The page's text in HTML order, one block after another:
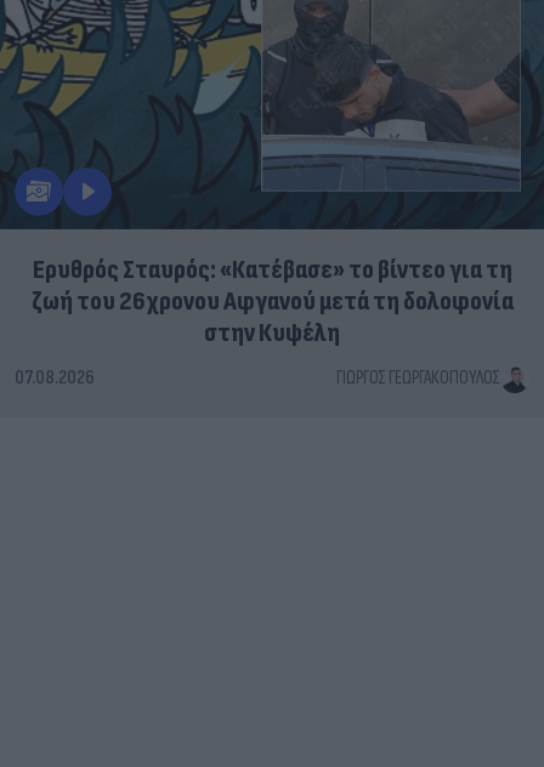
Ερυθρός Σταυρός: «Κατέβασε» το βίντεο για τη
ζωή του 26χρονου Αφγανού μετά τη δολοφονία
στην Κυψέλη
07.08.2026 ΓΙΏΡΓΟΣ ΓΕΩΡΓΑΚΌΠΟΥΛΟΣ